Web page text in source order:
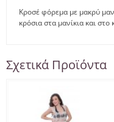
Κροσέ φόρεμα με μακρύ
κρόσια στα μανίκια και
Σχετικά Προϊόντα